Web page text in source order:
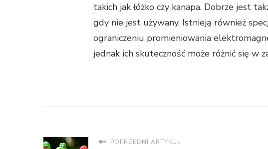
takich jak łóżko czy kanapa. Dobrze jest
gdy nie jest używany. Istnieją również
ograniczeniu promieniowania
jednak ich skuteczność może różnić się w
POPRZEDNI ARTYKUŁ